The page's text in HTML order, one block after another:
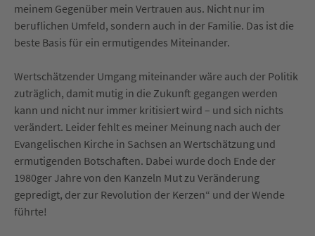
meinem Gegenüber mein Vertrauen aus. Nicht nur im
beruflichen Umfeld, sondern auch in der Familie. Das ist die
beste Basis für ein ermutigendes Miteinander.
Wertschätzender Umgang miteinander wäre auch der Politik
zuträglich, damit mutig in die Zukunft gegangen werden
kann und nicht nur immer kritisiert wird – und sich nichts
verändert. Leider fehlt es meiner Meinung nach auch der
Evangelischen Kirche in Sachsen an Wertschätzung und
ermutigenden Botschaften. Dabei wurde doch Ende der
1980ger Jahre von den Kanzeln Mut zu Veränderung
gepredigt, der zur Revolution der Kerzen“ und der Wende
führte!